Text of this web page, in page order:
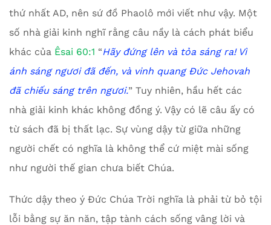
thứ nhất AD, nên sứ đồ Phaolô mới viết như vậy. Một
số nhà giải kinh nghĩ rằng câu nầy là cách phát biểu
khác của Êsai 60:1 “Hãy đứng lên và tỏa sáng ra! Vì
ánh sáng ngươi đã đến, và vinh quang Đức Jehovah
đã chiếu sáng trên ngươi.” Tuy nhiên, hầu hết các
nhà giải kinh khác không đồng ý. Vậy có lẽ câu ấy có
từ sách đã bị thất lạc. Sự vùng dậy từ giữa những
người chết có nghĩa là không thể cứ miệt mài sống
như người thế gian chưa biết Chúa.
Thức dậy theo ý Đức Chúa Trời nghĩa là phải từ bỏ tội
lỗi bằng sự ăn năn, tập tành cách sống vâng lời và